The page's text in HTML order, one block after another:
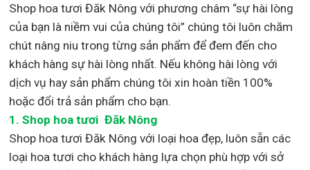
Shop hoa tươi Đăk Nông với phương châm “sự hài lòng
của bạn là niềm vui của chúng tôi” chúng tôi luôn chăm
chút nâng niu trong từng sản phẩm để đem đến cho
khách hàng sự hài lòng nhất. Nếu không hài lòng với
dịch vụ hay sản phẩm chúng tôi xin hoàn tiền 100%
hoặc đổi trả sản phẩm cho bạn.
1.Shop hoa tươi Đăk Nông
Shop hoa tươi Đăk Nông với loại hoa đẹp, luôn sẵn các
loại hoa tươi cho khách hàng lựa chọn phù hợp với sở